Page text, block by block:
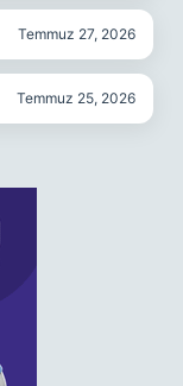
Temmuz 27, 2026
Temmuz 25, 2026